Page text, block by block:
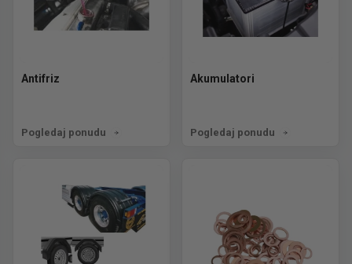
Antifriz
Pogledaj ponudu
Akumulatori
Pogledaj ponudu